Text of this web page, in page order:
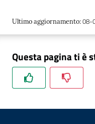
Formazione
Notizie
Ultimo aggiornamento:08-
Questa pagina ti è